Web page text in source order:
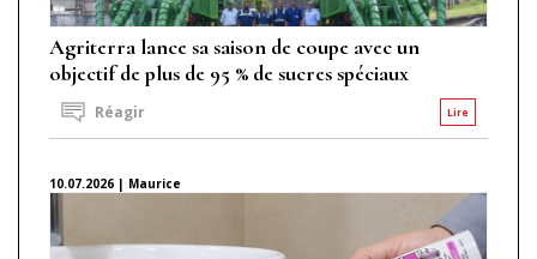
Agriterra lance sa saison de coupe avec un
objectif de plus de 95 % de sucres spéciaux
Lire
Réagir
10.07.2026 | Maurice